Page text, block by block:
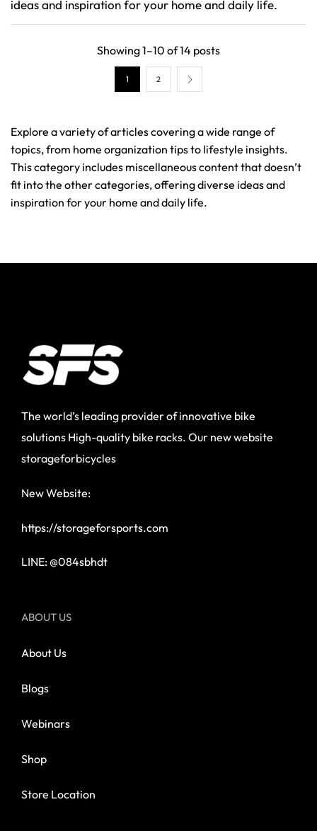
ideas and inspiration for your home and daily life.
Showing 1–10 of 14 posts
1 2
Explore a variety of articles covering a wide range of
topics, from home organization tips to lifestyle insights.
This category includes miscellaneous content that doesn’t
fit into the other categories, offering diverse ideas and
inspiration for your home and daily life.
The world’s leading provider of innovative bike
solutions High-quality bike racks. Our new website
storageforbicycles
New Website:
https://storageforsports.com
LINE: @084sbhdt
ABOUT US
About Us
Blogs
Webinars
Shop
Store Location